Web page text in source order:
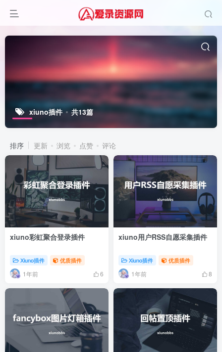
xiuno插件 共13篇
排序 更新 浏览 点赞 评论
xiuno彩虹聚合登录插件
Xiuno插件 优质插件
1年前 6
xiuno用户RSS自愿采集插件
Xiuno插件 优质插件
1年前 8